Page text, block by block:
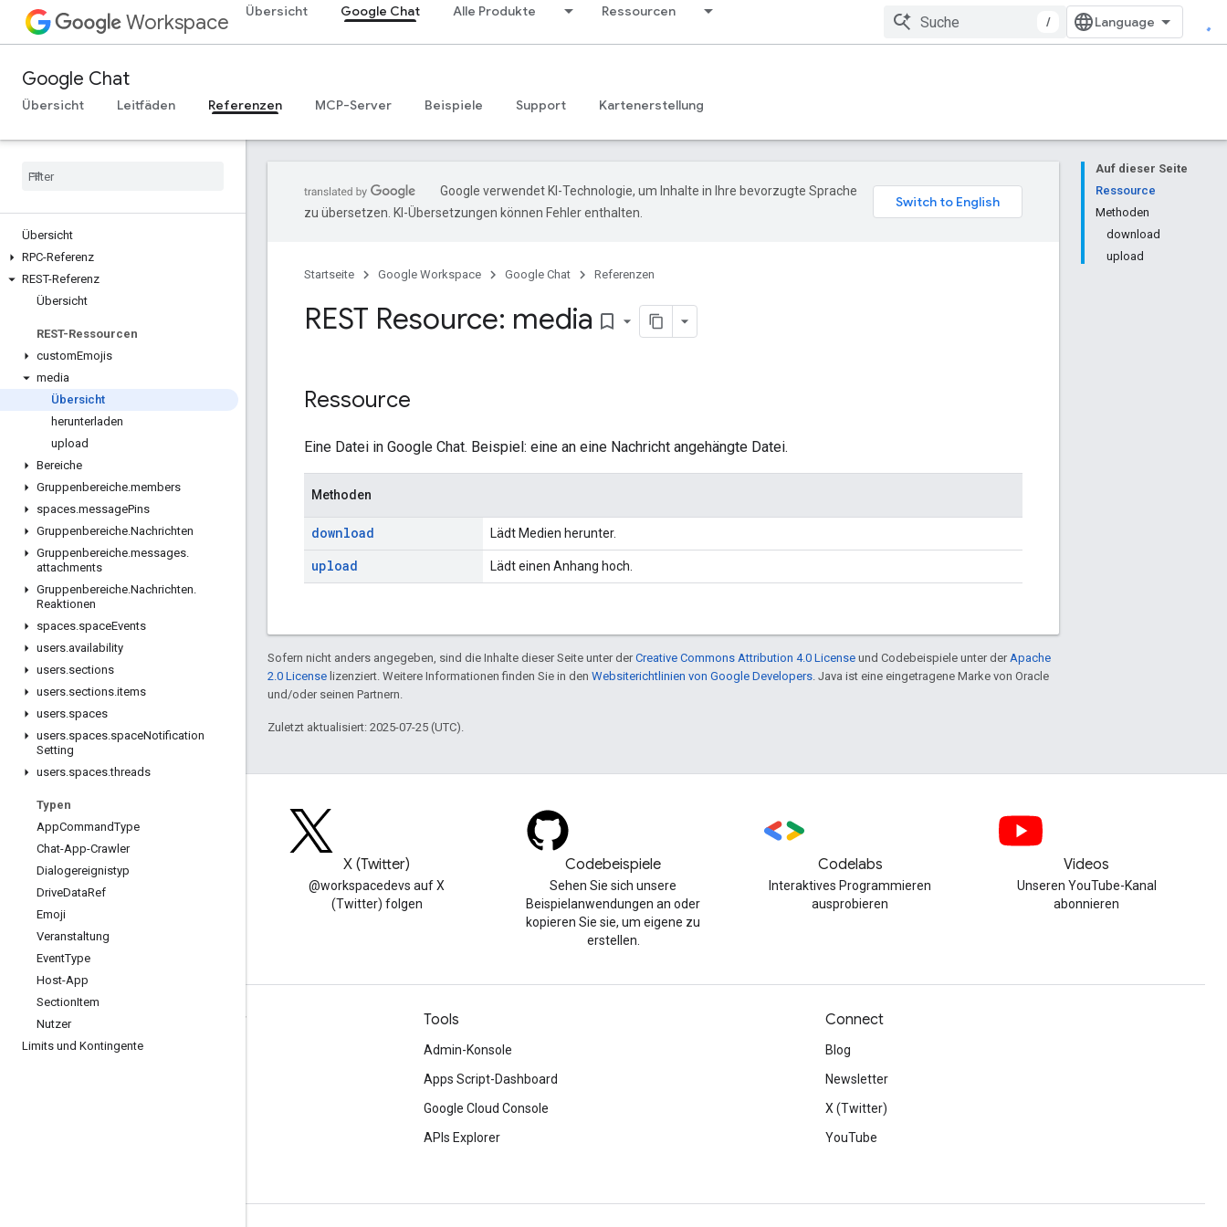
Workspace Übersicht Google Chat Alle Produkte Ressourcen
/
Google Chat
Übersicht Leitfäden Referenzen MCP-Server Beispiele Support Kartenerstellung
Übersicht
RPC-Referenz
REST-Referenz
Übersicht
REST-Ressourcen
customEmojis
media
Übersicht
herunterladen
upload
Bereiche
Gruppenbereiche.members
spaces.messagePins
Gruppenbereiche.Nachrichten
Gruppenbereiche.messages.
attachments
Gruppenbereiche.Nachrichten.
Reaktionen
spaces.spaceEvents
users.availability
users.sections
users.sections.items
users.spaces
users.spaces.spaceNotification
Setting
users.spaces.threads
Typen
AppCommandType
Chat-App-Crawler
Dialogereignistyp
DriveDataRef
Emoji
Veranstaltung
EventType
Host-App
SectionItem
Nutzer
Limits und Kontingente
Auf dieser Seite
Ressource
Methoden
download
upload
Google verwendet KI-Technologie, um Inhalte in Ihre bevorzugte Sprache
zu übersetzen. KI-Übersetzungen können Fehler enthalten.
Startseite Google Workspace Google Chat Referenzen
REST Resource: media bookmark_border
Ressource
Eine Datei in Google Chat. Beispiel: eine an eine Nachricht angehängte Datei.
Methoden
download Lädt Medien herunter.
upload Lädt einen Anhang hoch.
Sofern nicht anders angegeben, sind die Inhalte dieser Seite unter derCreative Commons Attribution 4.0 License und Codebeispiele unter der Apache
2.0 License lizenziert. Weitere Informationen finden Sie in den Websiterichtlinien von Google Developers . Java ist eine eingetragene Marke von Oracle
und/oder seinen Partnern.
Zuletzt aktualisiert: 2025-07-25 (UTC).
Blog
Google Workspace
X (Twitter)
@workspacedevs auf X
(Twitter) folgen
Codebeispiele
Sehen Sie sich unsere
Beispielanwendungen an oder
kopieren Sie sie, um eigene zu
erstellen.
Codelabs
Interaktives Programmieren
ausprobieren
Videos
Unseren YouTube-Kanal
abonnieren
Google Workspace für Entwickler
Plattformüberblick
Tools
Admin-Konsole
Apps Script-Dashboard
Google Cloud Console
APIs Explorer
Connect
Blog
Newsletter
X (Twitter)
YouTube